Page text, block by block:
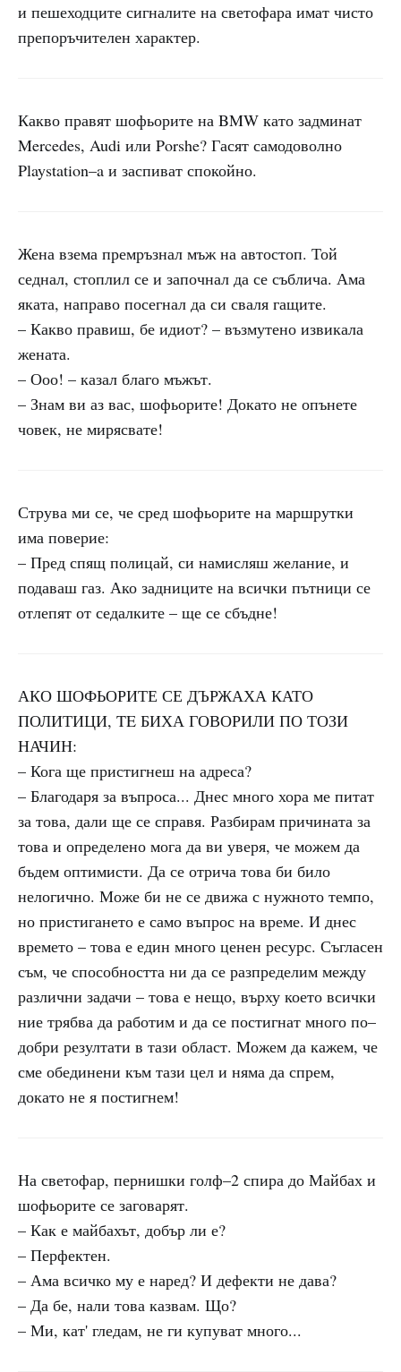
и пешеходците сигналите на светофара имат чисто
препоръчителен характер.
Какво правят шофьорите на BMW като задминат
Mercedes, Audi или Porshe? Гасят самодоволно
Playstation–a и заспиват спокойно.
Жена взема премръзнал мъж на автостоп. Той
седнал, стоплил се и започнал да се съблича. Ама
яката, направо посегнал да си сваля гащите.
– Какво правиш, бе идиот? – възмутено извикала
жената.
– Ооо! – казал благо мъжът.
– Знам ви аз вас, шофьорите! Докато не опънете
човек, не мирясвате!
Струва ми се, че сред шофьорите на маршрутки
има поверие:
– Пред спящ полицай, си намисляш желание, и
подаваш газ. Ако задниците на всички пътници се
отлепят от седалките – ще се сбъдне!
АКО ШОФЬОРИТЕ СЕ ДЪРЖАХА КАТО
ПОЛИТИЦИ, TE БИХА ГОВОРИЛИ ПО ТОЗИ
НАЧИН:
– Кога ще пристигнеш на адреса?
– Благодаря за въпроса... Днес много хора ме питат
за това, дали ще се справя. Разбирам причината за
това и определено мога да ви уверя, че можем да
бъдем оптимисти. Да се отрича това би било
нелогично. Може би не се движа с нужното темпо,
но пристигането е само въпрос на време. И днес
времето – това е един много ценен ресурс. Съгласен
съм, че способността ни да се разпределим между
различни задачи – това е нещо, върху което всички
ние трябва да работим и да се постигнат много по–
добри резултати в тази област. Можем да кажем, че
сме обединени към тази цел и няма да спрем,
докато не я постигнем!
На светофар, пернишки голф–2 спира до Майбах и
шофьорите се заговарят.
– Как е майбахът, добър ли е?
– Перфектен.
– Ама всичко му е наред? И дефекти не дава?
– Да бе, нали това казвам. Що?
– Ми, кат' гледам, не ги купуват много...